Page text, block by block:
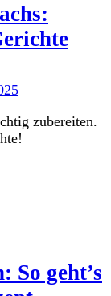
zubereiten.
So geht’s